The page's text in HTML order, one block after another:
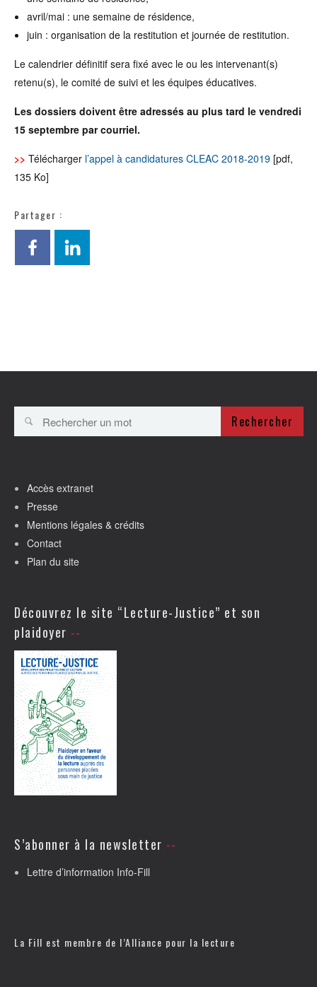
avril/mai : une semaine de résidence,
juin : organisation de la restitution et journée de restitution.
Le calendrier définitif sera fixé avec le ou les intervenant(s)
retenu(s), le comité de suivi et les équipes éducatives.
Les dossiers doivent être adressés au plus tard le vendredi
15 septembre par courriel.
>> Télécharger l’appel à candidatures CLEAC 2018-2019 [pdf,
135 Ko]
Partager :
Rechercher
Accès extranet
Presse
Mentions légales & crédits
Contact
Plan du site
Découvrez le site “Lecture-Justice” et son
plaidoyer
S’abonner à la newsletter
Lettre d’information Info-Fill
La Fill est membre de l’Alliance pour la lecture